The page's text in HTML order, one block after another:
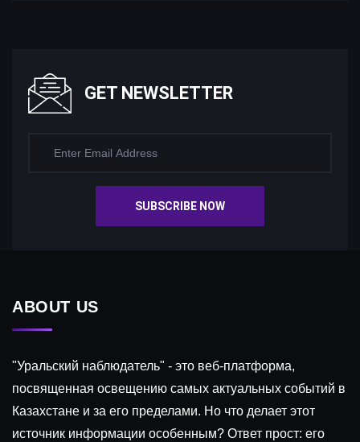
GET NEWSLETTER
SUBSCRIBE NOW
ABOUT US
"Уральский наблюдатель" - это веб-платформа,
посвященная освещению самых актуальных событий в
Казахстане и за его пределами. Но что делает этот
источник информации особенным? Ответ прост: его